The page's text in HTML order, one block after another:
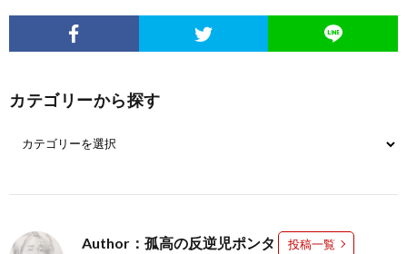
カテゴリーから探す
Author：孤高の反逆児ポンタ 投稿一覧